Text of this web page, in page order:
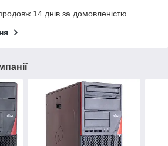
14 днів за домовленістю